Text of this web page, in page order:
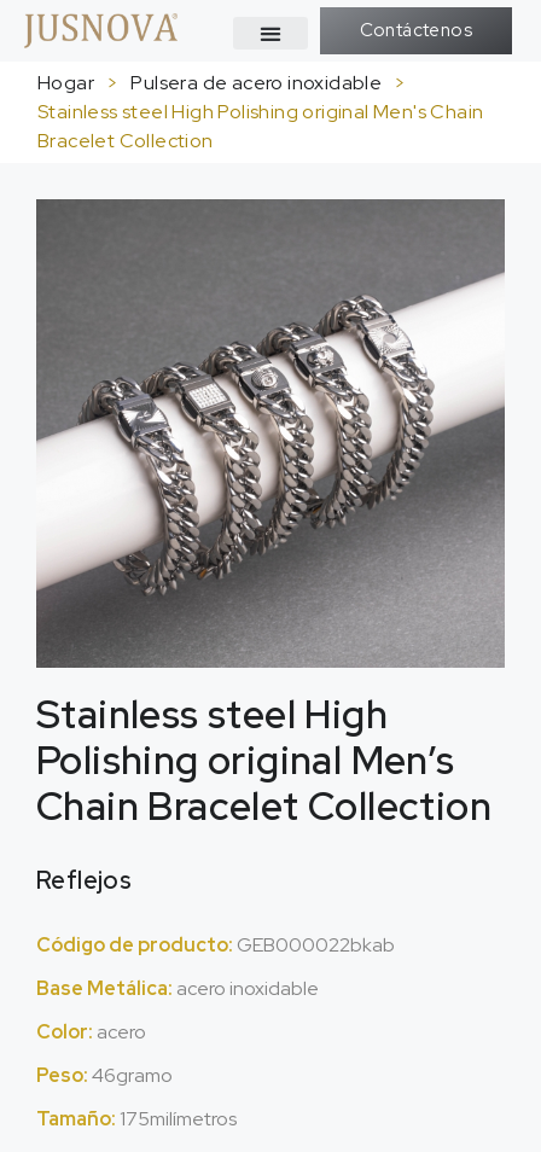
Contáctenos
Hogar > Pulsera de acero inoxidable
>
Stainless steel High Polishing original Men's Chain
Bracelet Collection
Stainless steel High
Polishing original Men’s
Chain Bracelet Collection
Reflejos
Código de producto: GEB000022bkab
Base Metálica: acero inoxidable
Color: acero
Peso:46gramo
Tamaño: 175milímetros